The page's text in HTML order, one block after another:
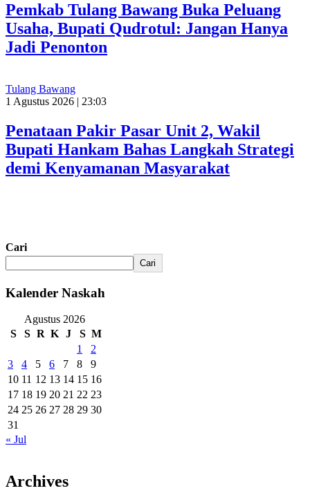
Pemkab Tulang Bawang Buka Peluang
Usaha, Bupati Qudrotul: Jangan Hanya
Jadi Penonton
Tulang Bawang
1 Agustus 2026 | 23:03
Penataan Pakir Pasar Unit 2, Wakil
Bupati Hankam Bahas Langkah Strategi
demi Kenyamanan Masyarakat
Cari
Cari
Kalender Naskah
Agustus 2026
S
S R K J S M
1
2
3
4 5 6 7 8
9
10 11 12 13 14 15 16
17 18 19 20 21 22 23
24 25 26 27 28 29 30
31
« Jul
Archives